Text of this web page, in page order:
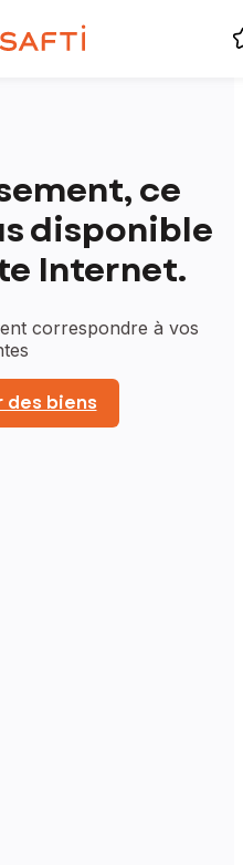
ce
disponible
Internet.
correspondre à vos
des biens